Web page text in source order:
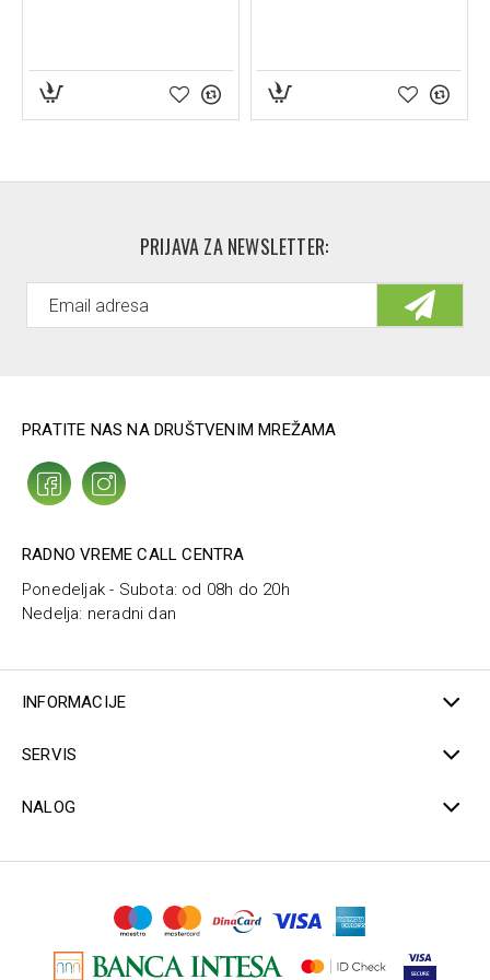
PRIJAVA ZA NEWSLETTER:
PRATITE NAS NA DRUŠTVENIM MREŽAMA
RADNO VREME CALL CENTRA
Ponedeljak - Subota: od 08h do 20h
Nedelja: neradni dan
INFORMACIJE
SERVIS
NALOG